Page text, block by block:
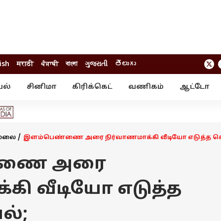
मराठी ਪੰਜਾਬੀ বাংলা ગુજરાતી తెలుగు
சினிமா கிரிக்கெட் வணிகம் ஆட்டோ
இளம்பெண்ணை அரை நிர்வாணமாக்கி வீடியோ எடுத்த
அரை
வீடியோ எடுத்த